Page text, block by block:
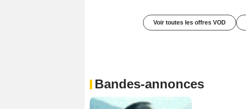
Voir toutes les offres VOD
Bandes-annonces